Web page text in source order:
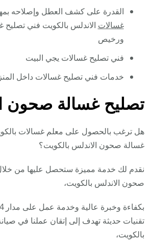
القدرة على كشف العطل وإصلاحه
غسالات الاندلس بالكويت فني
ورخيص
فني تصليح غسالات يجي البيت
خدمات فني تصليح غسالات داخل
تصليح غسالة صحون
هل ترغب بالحصول على معلم غسالات
غسالة صحون الاندلس بالكويت؟
نقدم لك خدمة مميزة ستحصل عليها من
صحون الاندلس بالكويت،
تقنيات حديثة تهدف إلى إتقان عملنا في
بالكويت،